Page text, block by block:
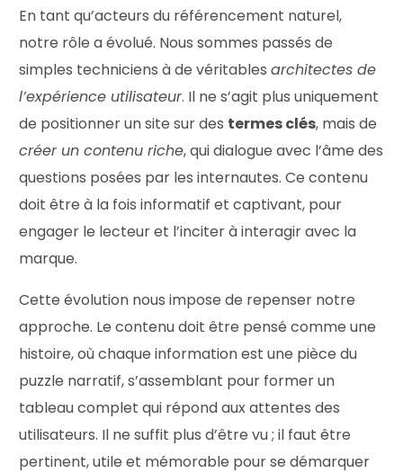
En tant qu’acteurs du référencement naturel,
notre rôle a évolué. Nous sommes passés de
simples techniciens à de véritablesarchitectes de
l’expérience utilisateur. Il ne s’agit plus uniquement
de positionner un site sur des termes clés, mais de
créer un contenu riche, qui dialogue avec l’âme des
questions posées par les internautes. Ce contenu
doit être à la fois informatif et captivant, pour
engager le lecteur et l’inciter à interagir avec la
marque.
Cette évolution nous impose de repenser notre
approche. Le contenu doit être pensé comme une
histoire, où chaque information est une pièce du
puzzle narratif, s’assemblant pour former un
tableau complet qui répond aux attentes des
utilisateurs. Il ne suffit plus d’être vu ; il faut être
pertinent, utile et mémorable pour se démarquer